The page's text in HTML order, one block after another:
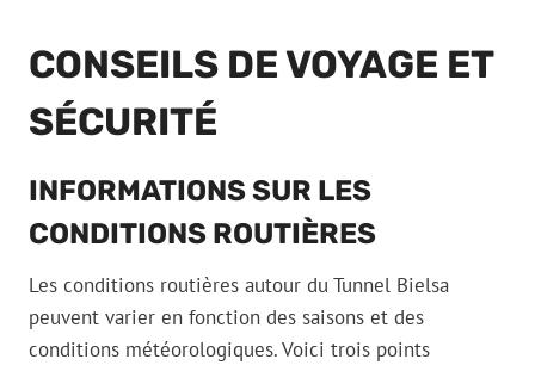
CONSEILS DE VOYAGE ET
SÉCURITÉ
INFORMATIONS SUR LES
CONDITIONS ROUTIÈRES
Les conditions routières autour du Tunnel Bielsa
peuvent varier en fonction des saisons et des
conditions météorologiques. Voici trois points